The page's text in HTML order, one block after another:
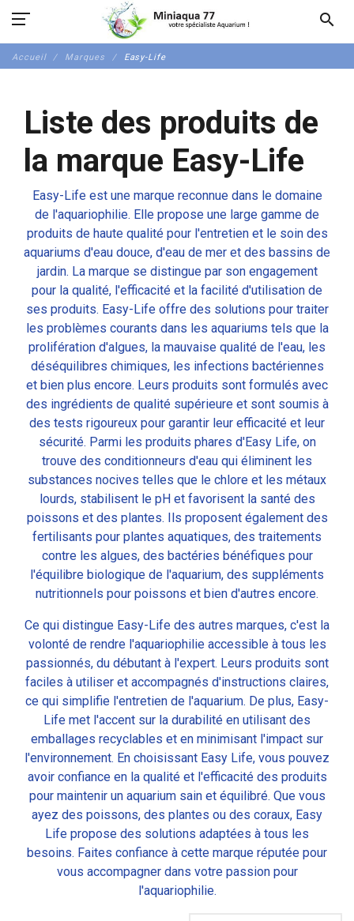
search
Accueil Marques Easy-Life
Liste des produits de
la marque Easy-Life
Easy-Life est une marque reconnue dans le domaine
de l'aquariophilie. Elle propose une large gamme de
produits de haute qualité pour l'entretien et le soin des
aquariums d'eau douce, d'eau de mer et des bassins de
jardin. La marque se distingue par son engagement
pour la qualité, l'efficacité et la facilité d'utilisation de
ses produits. Easy-Life offre des solutions pour traiter
les problèmes courants dans les aquariums tels que la
prolifération d'algues, la mauvaise qualité de l'eau, les
déséquilibres chimiques, les infections bactériennes
et bien plus encore. Leurs produits sont formulés avec
des ingrédients de qualité supérieure et sont soumis à
des tests rigoureux pour garantir leur efficacité et leur
sécurité. Parmi les produits phares d'Easy Life, on
trouve des conditionneurs d'eau qui éliminent les
substances nocives telles que le chlore et les métaux
lourds, stabilisent le pH et favorisent la santé des
poissons et des plantes. Ils proposent également des
fertilisants pour plantes aquatiques, des traitements
contre les algues, des bactéries bénéfiques pour
l'équilibre biologique de l'aquarium, des suppléments
nutritionnels pour poissons et bien d'autres encore.
Ce qui distingue Easy-Life des autres marques, c'est la
volonté de rendre l'aquariophilie accessible à tous les
passionnés, du débutant à l'expert. Leurs produits sont
faciles à utiliser et accompagnés d'instructions claires,
ce qui simplifie l'entretien de l'aquarium. De plus, Easy-
Life met l'accent sur la durabilité en utilisant des
emballages recyclables et en minimisant l'impact sur
l'environnement. En choisissant Easy Life, vous pouvez
avoir confiance en la qualité et l'efficacité des produits
pour maintenir un aquarium sain et équilibré. Que vous
ayez des poissons, des plantes ou des coraux, Easy
Life propose des solutions adaptées à tous les
besoins. Faites confiance à cette marque réputée pour
vous accompagner dans votre passion pour
l'aquariophilie.